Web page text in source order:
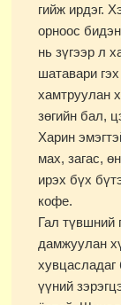
гийж ирдэг.
орноос
нь зүгээр л
шатавари
хамтруулан
зөгийн бал,
Харин
мах, загас,
ирэх бүх
кофе.
Гал түвшний
дамжуулан
үүний